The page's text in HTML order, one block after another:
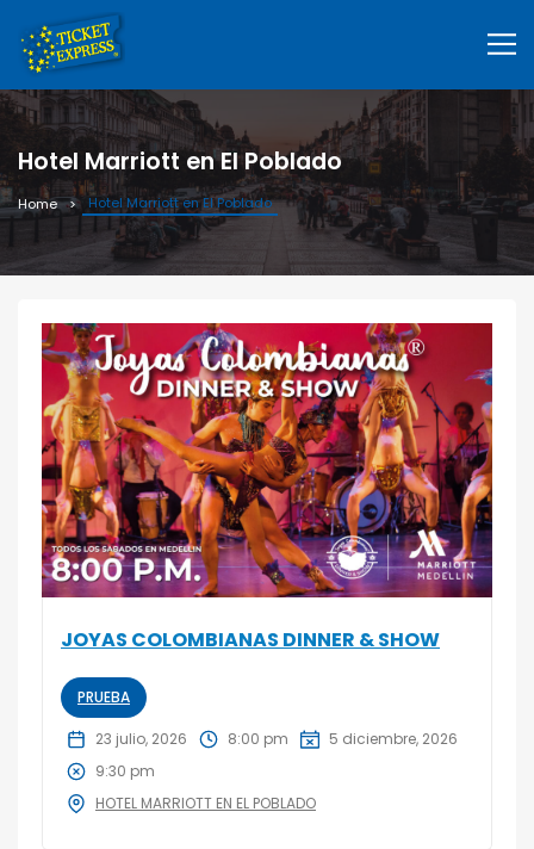
Hotel Marriott en El Poblado
Home Hotel Marriott en El Poblado
JOYAS COLOMBIANAS DINNER & SHOW
PRUEBA
23 julio, 2026 8:00 pm
5 diciembre, 2026
9:30 pm
HOTEL MARRIOTT EN EL POBLADO